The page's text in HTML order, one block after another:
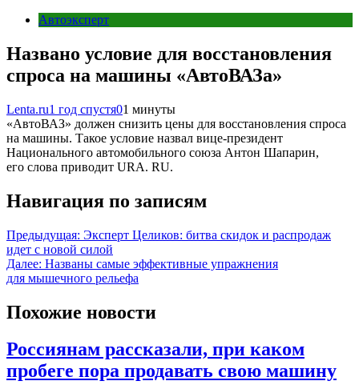
Автоэксперт
Названо условие для восстановления
спроса на машины «АвтоВАЗа»
Lenta.ru1 год спустя01 минуты
«АвтоВАЗ» должен снизить цены для восстановления спроса
на машины. Такое условие назвал вице-президент
Национального автомобильного союза Антон Шапарин,
его слова приводит URA. RU.
Навигация по записям
Предыдущая: Эксперт Целиков: битва скидок и распродаж
идет с новой силой
Далее: Названы самые эффективные упражнения
для мышечного рельефа
Похожие новости
Россиянам рассказали, при каком
пробеге пора продавать свою машину